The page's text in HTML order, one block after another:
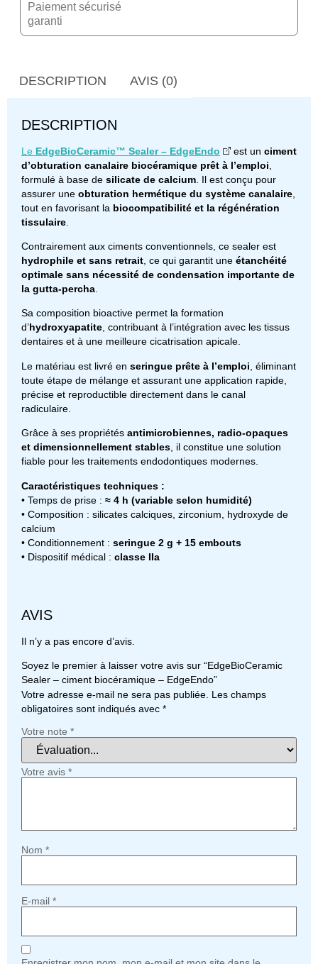
Paiement sécurisé
garanti
DESCRIPTION AVIS (0)
DESCRIPTION
Le EdgeBioCeramic™ Sealer – EdgeEndo est un ciment
d’obturation canalaire biocéramique prêt à l’emploi
formulé à base de silicate de calcium . Il est conçu pour
assurer une obturation hermétique du système canalaire
tout en favorisant la biocompatibilité et la régénération
tissulaire
Contrairement aux ciments conventionnels, ce sealer est
hydrophile et sans retrait , ce qui garantit une étanchéité
optimale sans nécessité de condensation importante de
la gutta-percha
Sa composition bioactive permet la formation
d’hydroxyapatite, contribuant à l’intégration avec les tissus
dentaires et à une meilleure cicatrisation apicale.
Le matériau est livré en seringue prête à l’emploi , éliminant
toute étape de mélange et assurant une application rapide,
précise et reproductible directement dans le canal
radiculaire.
Grâce à ses propriétés antimicrobiennes, radio-opaques
et dimensionnellement stables , il constitue une solution
fiable pour les traitements endodontiques modernes.
Caractéristiques techniques :
• Temps de prise : ≈ 4 h (variable selon humidité)
• Composition : silicates calciques, zirconium, hydroxyde de
calcium
• Conditionnement : seringue 2 g + 15 embouts
• Dispositif médical : classe IIa
AVIS
Il n’y a pas encore d’avis.
Soyez le premier à laisser votre avis sur “EdgeBioCeramic
Sealer – ciment biocéramique – EdgeEndo”
Votre adresse e-mail ne sera pas publiée. Les champs
obligatoires sont indiqués avec *
Votre note *
Votre avis *
Nom *
E-mail *